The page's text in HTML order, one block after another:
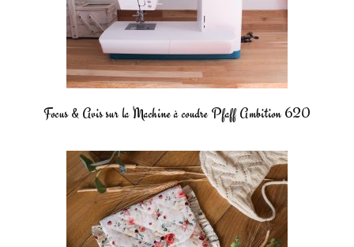
Focus & Avis sur la Machine à coudre Pfaff Ambition 620